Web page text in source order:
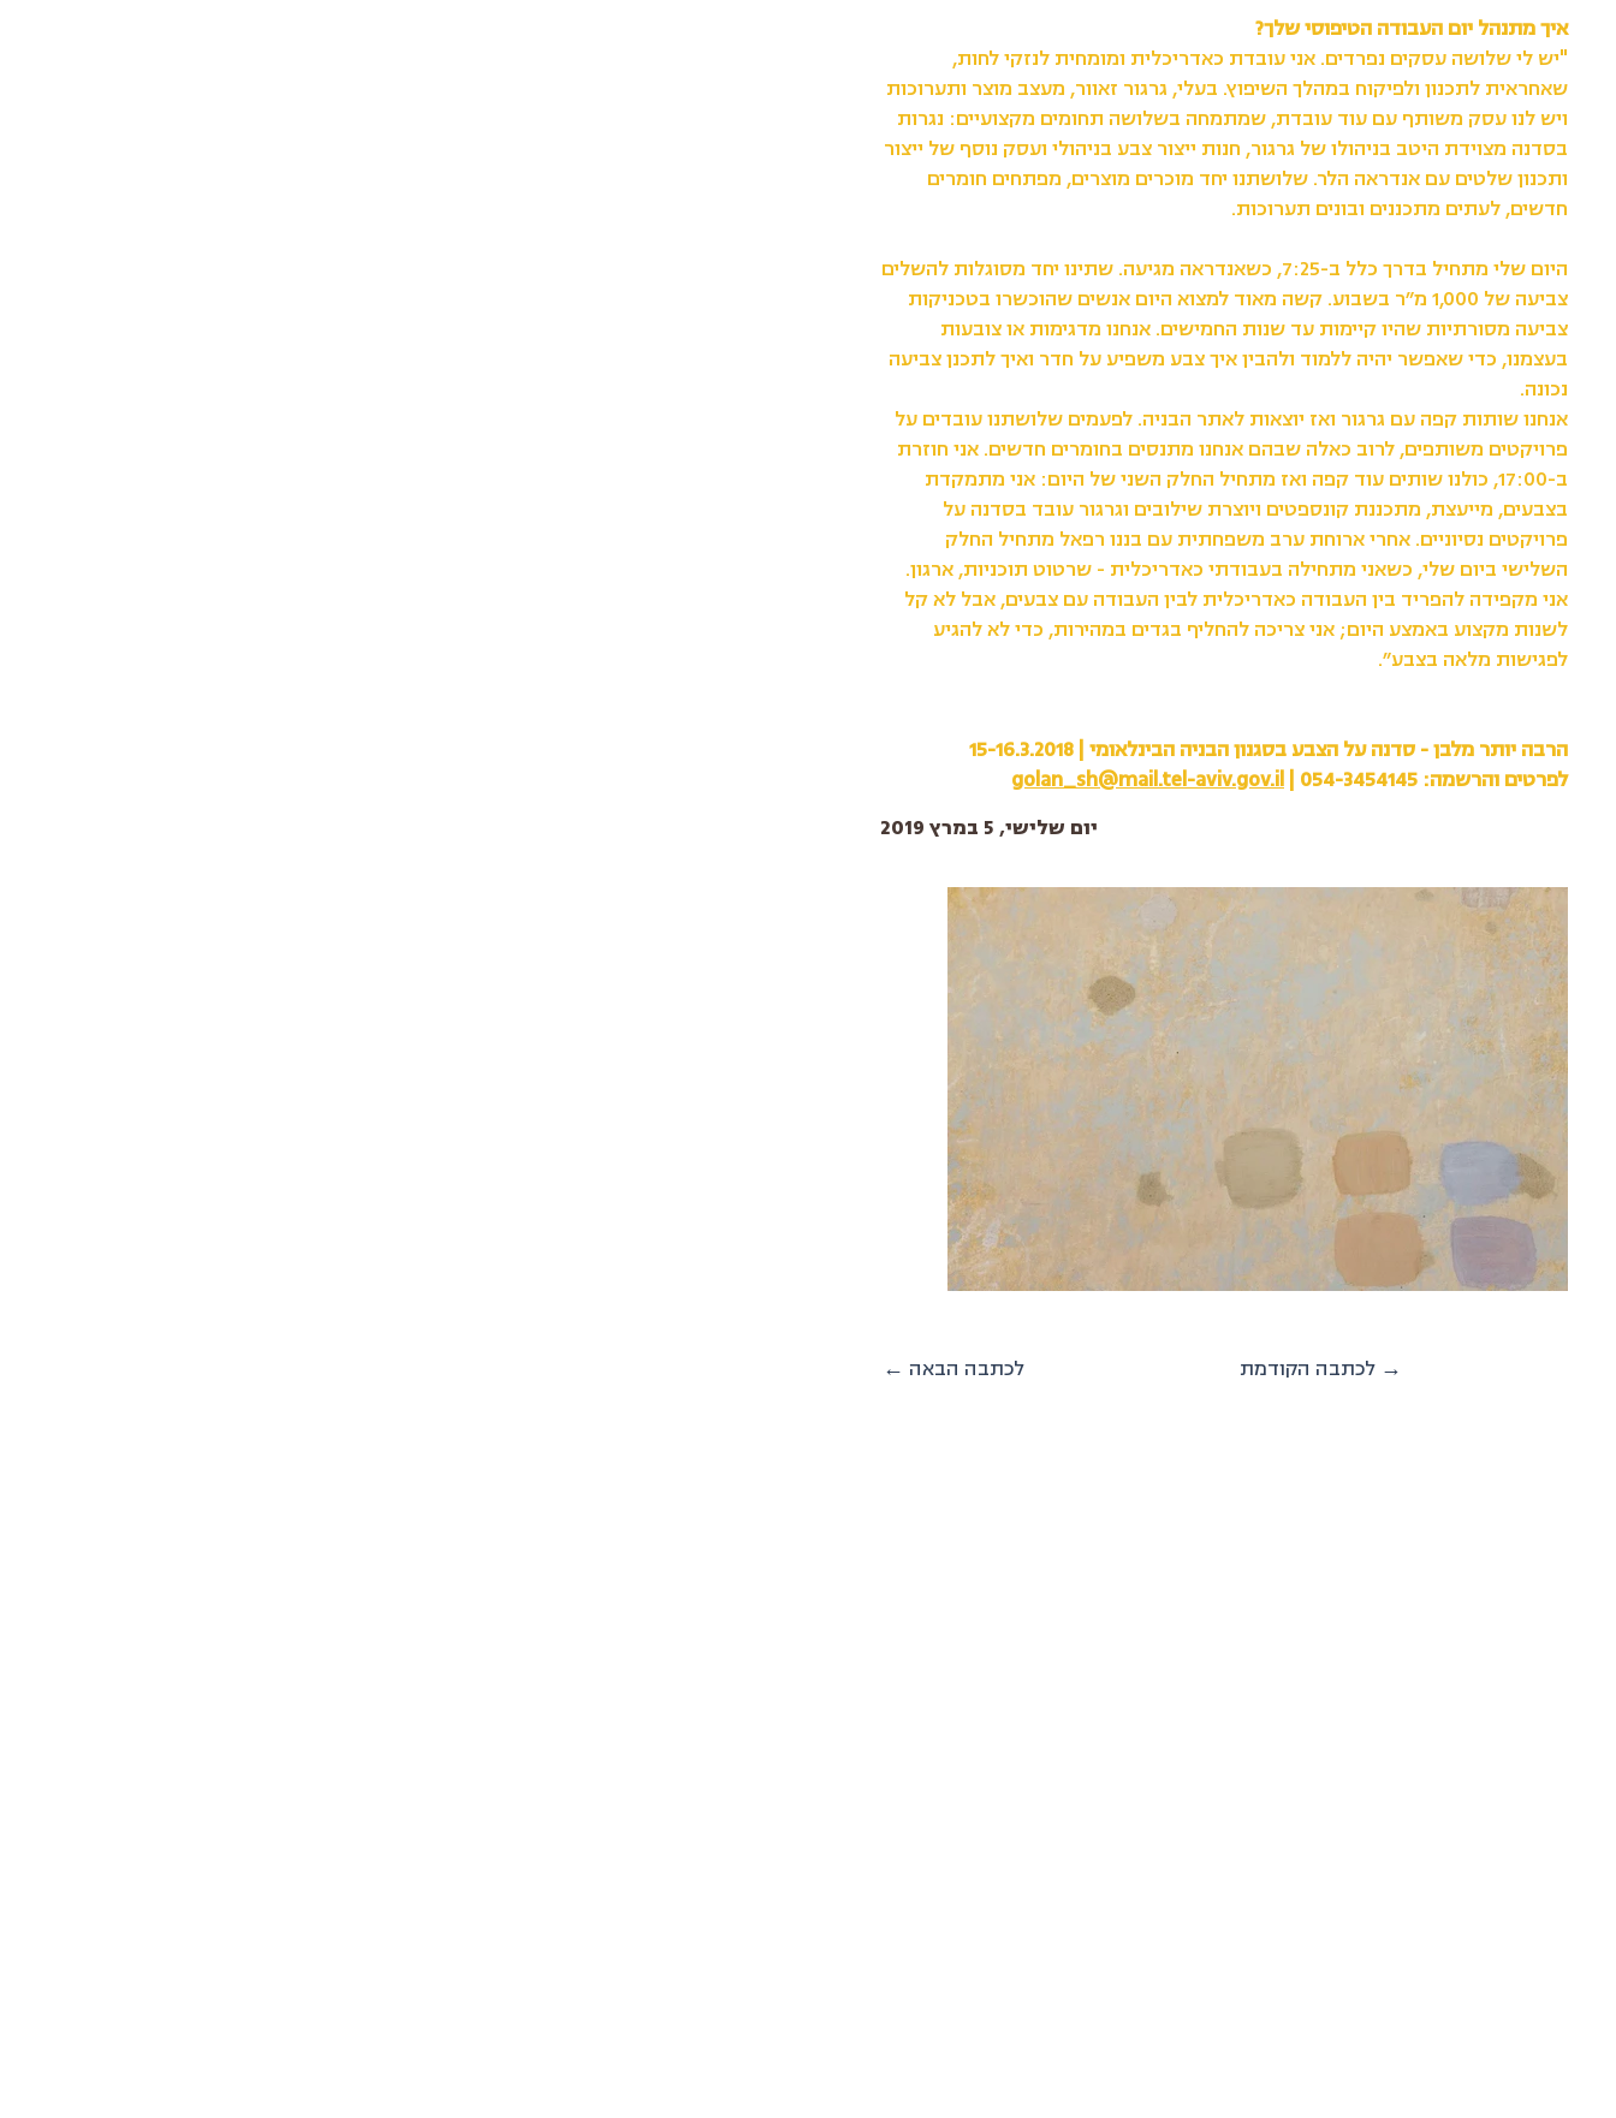
איך מתנהל יום העבודה הטיפוסי שלך?
"יש לי שלושה עסקים נפרדים. אני עובדת כאדריכלית ומומחית לנזקי לחות,
שאחראית לתכנון ולפיקוח במהלך השיפוץ. בעלי, גרגור זאוור, מעצב מוצר ותערוכות
ויש לנו עסק משותף עם עוד עובדת, שמתמחה בשלושה תחומים מקצועיים: נגרות
בסדנה מצוידת היטב בניהולו של גרגור, חנות ייצור צבע בניהולי ועסק נוסף של ייצור
ותכנון שלטים עם אנדראה הלר. שלושתנו יחד מוכרים מוצרים, מפתחים חומרים
חדשים, לעתים מתכננים ובונים תערוכות.
היום שלי מתחיל בדרך כלל ב-7:25, כשאנדראה מגיעה. שתינו יחד מסוגלות להשלים
צביעה של 1,000 מ״ר בשבוע. קשה מאוד למצוא היום אנשים שהוכשרו בטכניקות
צביעה מסורתיות שהיו קיימות עד שנות החמישים. אנחנו מדגימות או צובעות
בעצמנו, כדי שאפשר יהיה ללמוד ולהבין איך צבע משפיע על חדר ואיך לתכנן צביעה
נכונה.
אנחנו שותות קפה עם גרגור ואז יוצאות לאתר הבניה. לפעמים שלושתנו עובדים על
פרויקטים משותפים, לרוב כאלה שבהם אנחנו מתנסים בחומרים חדשים. אני חוזרת
ב-17:00, כולנו שותים עוד קפה ואז מתחיל החלק השני של היום: אני מתמקדת
בצבעים, מייעצת, מתכננת קונספטים ויוצרת שילובים וגרגור עובד בסדנה על
פרויקטים נסיוניים. אחרי ארוחת ערב משפחתית עם בננו רפאל מתחיל החלק
השלישי ביום שלי, כשאני מתחילה בעבודתי כאדריכלית - שרטוט תוכניות, ארגון.
אני מקפידה להפריד בין העבודה כאדריכלית לבין העבודה עם צבעים, אבל לא קל
לשנות מקצוע באמצע היום; אני צריכה להחליף בגדים במהירות, כדי לא להגיע
לפגישות מלאה בצבע״.
הרבה יותר מלבן - סדנה על הצבע בסגנון הבניה הבינלאומי | 15-16.3.2018
לפרטים והרשמה: 054-3454145 |
golan_sh@mail.tel-aviv.gov.il
יום שלישי, 5 במרץ 2019
← לכתבה הבאה לכתבה הקודמת →